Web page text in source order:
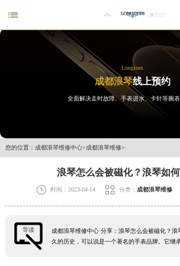

Longines
成都浪琴线上预约
全面解决走时故障、手表进水、卡针等腕表
您的位置： 成都浪琴维修中心>成都浪琴维修>
浪琴怎么会被磁化？浪琴如
 时间：2023-04-14  分类： 成都浪琴维修
导读
成都浪琴维修中心 分享：浪琴怎么会被磁化？
久的历史，可以说是一个著名的手表品牌。它继